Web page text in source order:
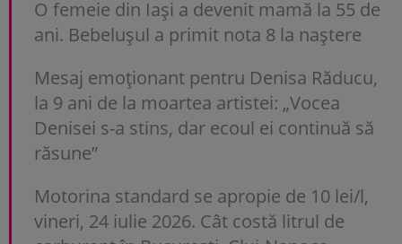
O femeie din Iași a devenit mamă la 55 de
ani. Bebelușul a primit nota 8 la naștere
Mesaj emoționant pentru Denisa Răducu,
la 9 ani de la moartea artistei: „Vocea
Denisei s-a stins, dar ecoul ei continuă să
răsune”
Motorina standard se apropie de 10 lei/l,
vineri, 24 iulie 2026. Cât costă litrul de